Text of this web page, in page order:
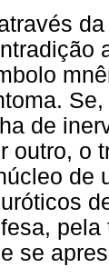
de
outro, o
de
se